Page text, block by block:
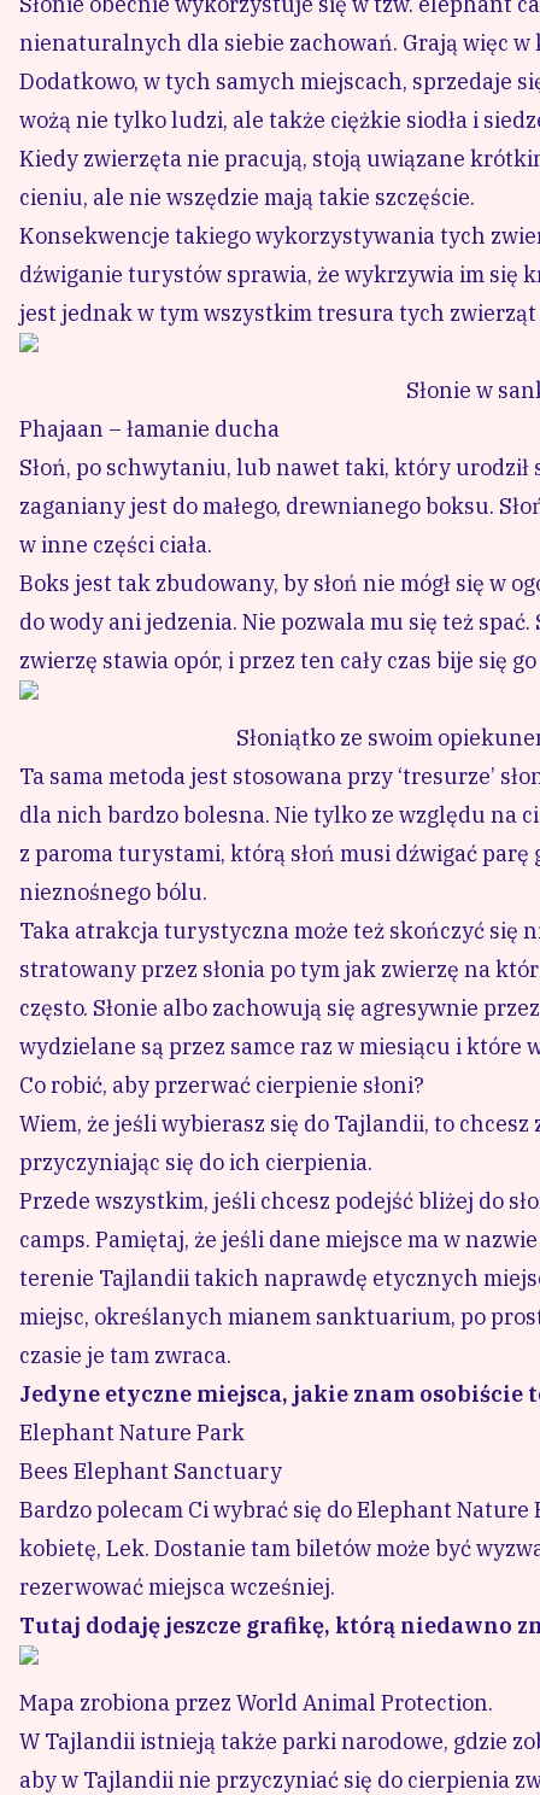
nienaturalnych dla siebie zachowań. Grają więc
Dodatkowo, w tych samych miejscach, sprzedaje
wożą nie tylko ludzi, ale także ciężkie siodła i
Kiedy zwierzęta nie pracują, stoją uwiązane
cieniu, ale nie wszędzie mają takie szczęście.
Konsekwencje takiego wykorzystywania tych
dźwiganie turystów sprawia, że wykrzywia im się
jest jednak w tym wszystkim tresura tych
Słonie w
Phajaan – łamanie ducha
Słoń, po schwytaniu, lub nawet taki, który
zaganiany jest do małego, drewnianego boksu.
w inne części ciała.
Boks jest tak zbudowany, by słoń nie mógł się w
do wody ani jedzenia. Nie pozwala mu się też
zwierzę stawia opór, i przez ten cały czas bije się
Słoniątko ze swoim
Ta sama metoda jest stosowana przy ‘tresurze’
dla nich bardzo bolesna. Nie tylko ze względu na
z paroma turystami, którą słoń musi dźwigać
nieznośnego bólu.
Taka atrakcja turystyczna może też skończyć się
stratowany przez słonia po tym jak zwierzę na
często. Słonie albo zachowują się agresywnie
wydzielane są przez samce raz w miesiącu i które
Co robić, aby przerwać cierpienie słoni?
Wiem, że jeśli wybierasz się do Tajlandii, to
przyczyniając się do ich cierpienia.
Przede wszystkim, jeśli chcesz podejść bliżej do
camps. Pamiętaj, że jeśli dane miejsce ma w
terenie Tajlandii takich naprawdę etycznych
miejsc, określanych mianem sanktuarium, po
czasie je tam zwraca.
Jedyne etyczne miejsca, jakie znam osobiście
Elephant Nature Park
Bees Elephant Sanctuary
Bardzo polecam Ci wybrać się do Elephant
kobietę, Lek. Dostanie tam biletów może być
rezerwować miejsca wcześniej.
Tutaj dodaję jeszcze grafikę, którą niedawno
Mapa zrobiona przez World Animal Protection.
W Tajlandii istnieją także parki narodowe, gdzie
aby w Tajlandii nie przyczyniać się do cierpienia